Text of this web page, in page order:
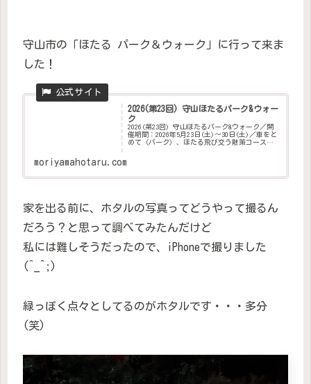
守山市の「ほたる パーク＆ウォーク」に行って来ま
した！
2026(第23回) 守山ほたるパーク&ウォー
ク
2026(第23回) 守山ほたるパーク&ウォーク／開
催期間：2026年5月23日(土)〜30日(土)／車をと
めて（パーク）、ほたる飛び交う散策コースを
moriyamahotaru.com
家を出る前に、ホタルの写真ってどうやって撮るん
だろう？と思って調べてみたんだけど
私には難しそうだったので、iPhoneで撮りました
(^_^;)
緑っぽく点々としてるのがホタルです・・・多分
(笑)